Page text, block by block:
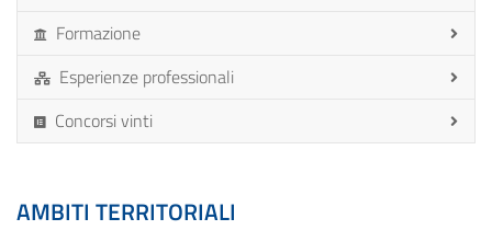
Formazione
Esperienze professionali
Concorsi vinti
AMBITI TERRITORIALI